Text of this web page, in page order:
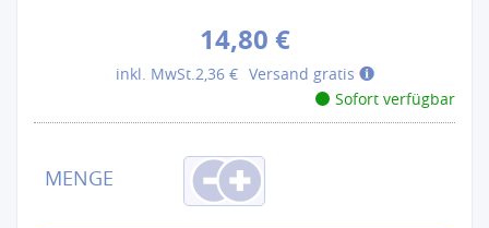
14,80 €
inkl. MwSt.2,36 € Versand gratis
Sofort verfügbar